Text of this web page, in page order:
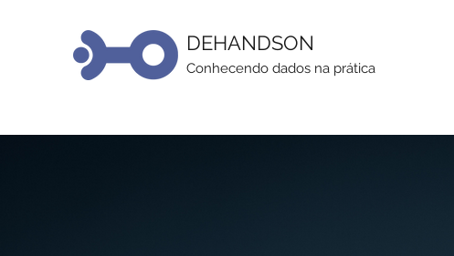
DEHANDSON
Conhecendo dados na prática